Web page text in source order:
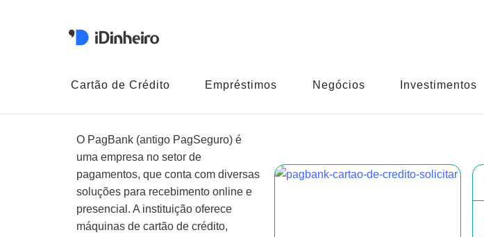
Cartão de Crédito Empréstimos Negócios Investimentos
O PagBank (antigo PagSeguro) é
uma empresa no setor de
pagamentos, que conta com diversas
soluções para recebimento online e
presencial. A instituição oferece
máquinas de cartão de crédito,